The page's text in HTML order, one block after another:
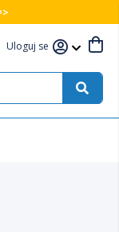
Uloguj se